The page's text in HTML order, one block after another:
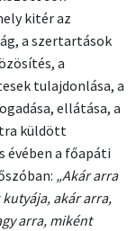
kitér az
a szertartások
a
tulajdonlása, a
ellátása, a
küldött
évében a főapáti
„Akár arra
akár arra,
arra, miként